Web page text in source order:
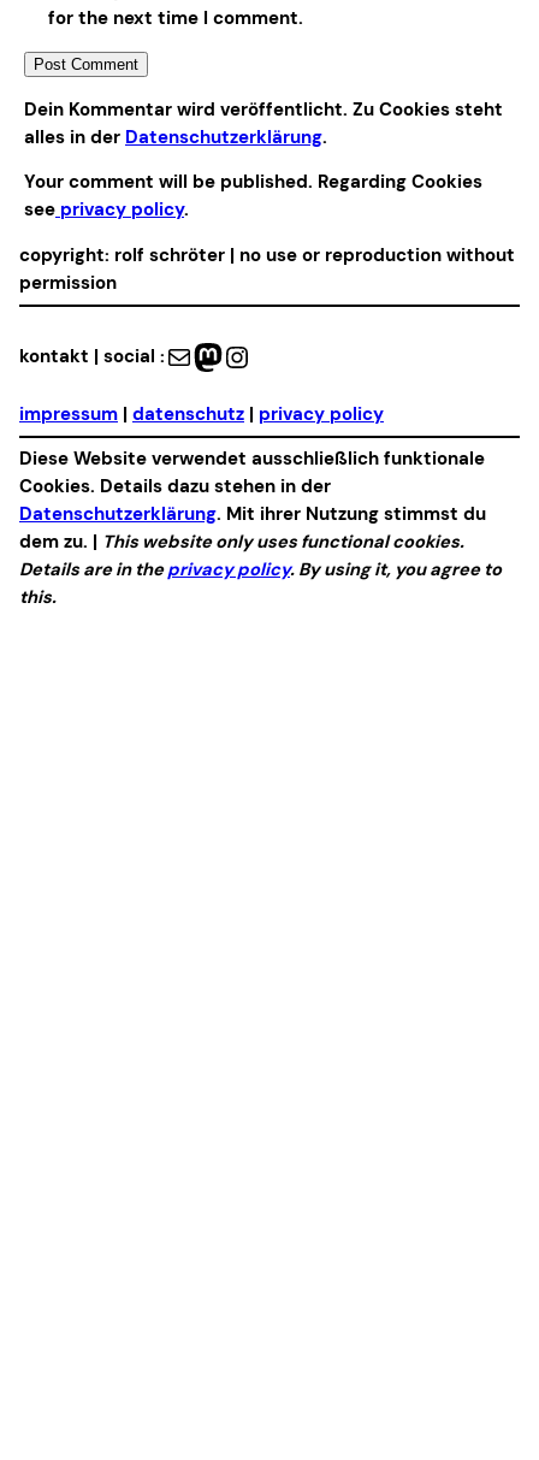
for the next time I comment.
Alternative:
Dein Kommentar wird veröffentlicht. Zu Cookies steht
alles in der Datenschutzerklärung.
Your comment will be published. Regarding Cookies
see privacy policy.
copyright: rolf schröter | no use or reproduction without
permission
kontakt | social : Mail Mastodon Instagram
impressum | datenschutz | privacy policy
Diese Website verwendet ausschließlich funktionale
Cookies. Details dazu stehen in der
Datenschutzerklärung. Mit ihrer Nutzung stimmst du
dem zu. | This website only uses functional cookies.
Details are in theprivacy policy. By using it, you agree to
this.